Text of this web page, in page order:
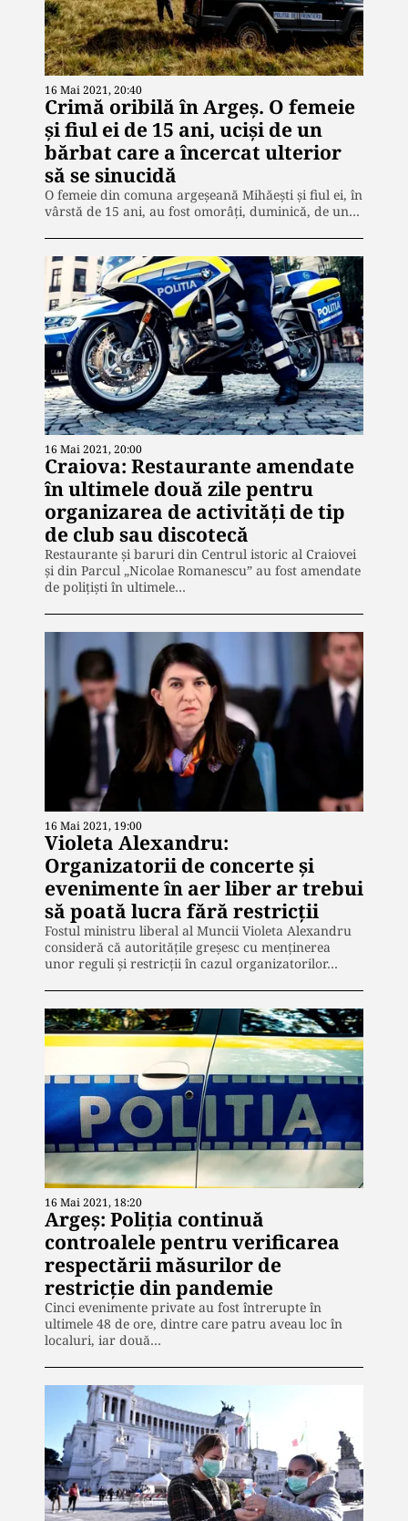
16 Mai 2021, 20:40
Crimă oribilă în Argeș. O femeie
și fiul ei de 15 ani, uciși de un
bărbat care a încercat ulterior
să se sinucidă
O femeie din comuna argeşeană Mihăeşti şi fiul ei, în
vârstă de 15 ani, au fost omorâţi, duminică, de un…
16 Mai 2021, 20:00
Craiova: Restaurante amendate
în ultimele două zile pentru
organizarea de activități de tip
de club sau discotecă
Restaurante şi baruri din Centrul istoric al Craiovei
şi din Parcul „Nicolae Romanescu” au fost amendate
de poliţişti în ultimele…
16 Mai 2021, 19:00
Violeta Alexandru:
Organizatorii de concerte și
evenimente în aer liber ar trebui
să poată lucra fără restricții
Fostul ministru liberal al Muncii Violeta Alexandru
consideră că autorităţile greşesc cu menţinerea
unor reguli şi restricţii în cazul organizatorilor…
16 Mai 2021, 18:20
Argeș: Poliția continuă
controalele pentru verificarea
respectării măsurilor de
restricție din pandemie
Cinci evenimente private au fost întrerupte în
ultimele 48 de ore, dintre care patru aveau loc în
localuri, iar două…